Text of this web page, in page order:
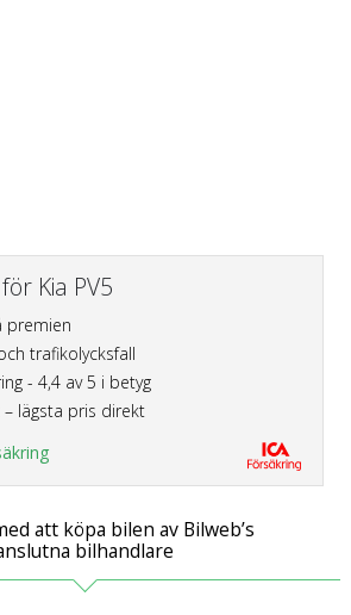
Kia PV5
premien
trafikolycksfall
- 4,4 av 5 i betyg
lägsta pris direkt
att köpa bilen av Bilweb’s
bilhandlare